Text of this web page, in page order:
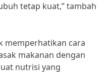
tetap kuat,” tambah
memperhatikan cara
makanan dengan
nutrisi yang